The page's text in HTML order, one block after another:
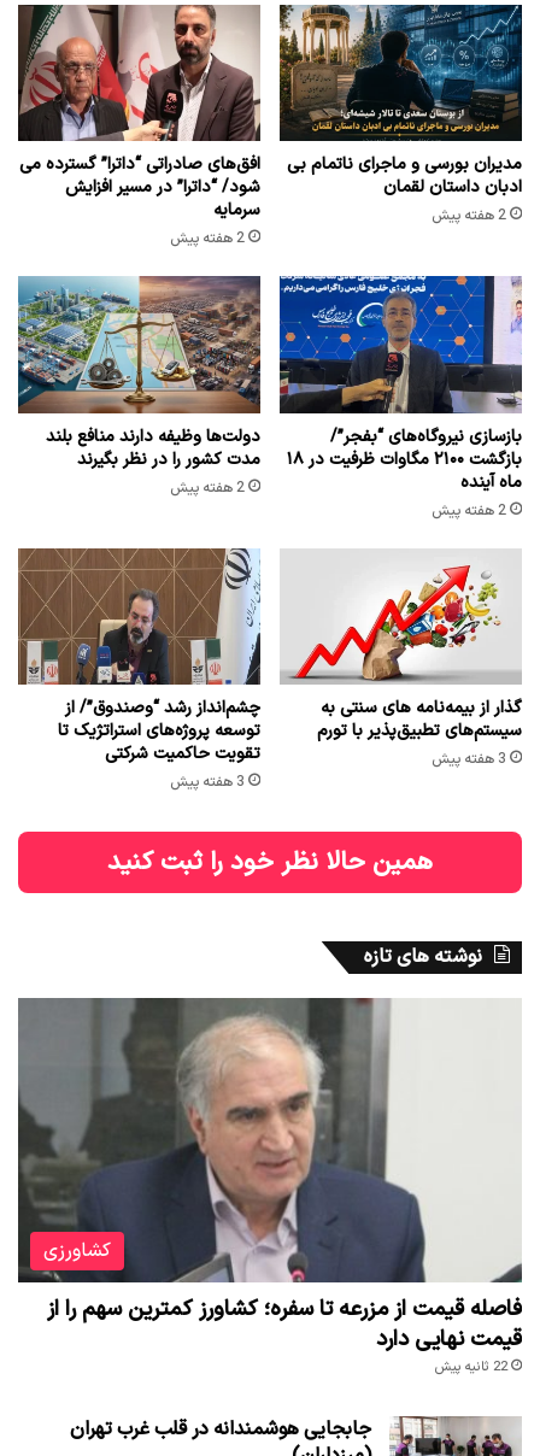
مدیران بورسی و ماجرای ناتمام بی
ادبان داستان لقمان
2 هفته پیش
افق‌های صادراتی “داترا” گسترده می
شود/ “داترا” در مسیر افزایش
سرمایه
2 هفته پیش
بازسازی نیروگاه‌های “بفجر”/
بازگشت ۲۱۰۰ مگاوات ظرفیت در ۱۸
ماه آینده
2 هفته پیش
دولت‌ها وظیفه دارند منافع بلند
مدت کشور را در نظر بگیرند
2 هفته پیش
گذار از بیمه‌نامه های سنتی به
سیستم‌های تطبیق‌پذیر با تورم
3 هفته پیش
چشم‌انداز رشد “وصندوق”/ از
توسعه پروژه‌های استراتژیک تا
تقویت حاکمیت شرکتی
3 هفته پیش
همین حالا نظر خود را ثبت کنید
نوشته های تازه
کشاورزی
فاصله قیمت از مزرعه تا سفره؛ کشاورز کمترین سهم را از
قیمت نهایی دارد
22 ثانیه پیش
جابجایی هوشمندانه در قلب غرب تهران